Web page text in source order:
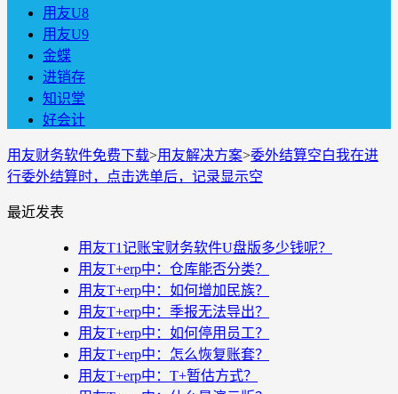
用友U8
用友U9
金蝶
进销存
知识堂
好会计
用友财务软件免费下载>用友解决方案>委外结算空白我在进
行委外结算时，点击选单后，记录显示空
最近发表
用友T1记账宝财务软件U盘版多少钱呢？
用友T+erp中：仓库能否分类？
用友T+erp中：如何增加民族？
用友T+erp中：季报无法导出？
用友T+erp中：如何停用员工？
用友T+erp中：怎么恢复账套？
用友T+erp中：T+暂估方式？